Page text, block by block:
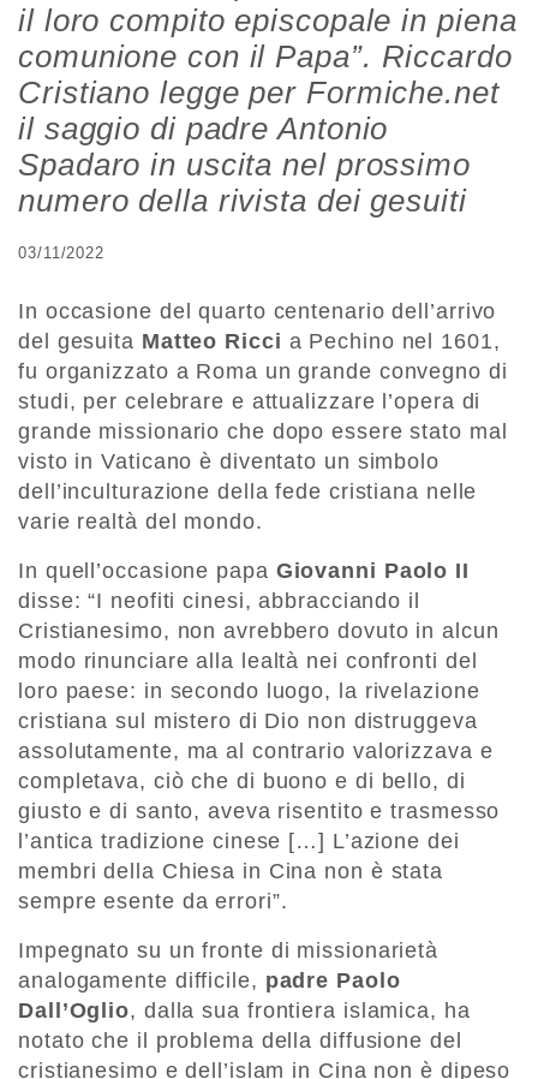
il loro compito episcopale in piena
comunione con il Papa”. Riccardo
Cristiano legge per Formiche.net
il saggio di padre Antonio
Spadaro in uscita nel prossimo
numero della rivista dei gesuiti
03/11/2022
In occasione del quarto centenario dell’arrivo
del gesuita Matteo Ricci a Pechino nel 1601,
fu organizzato a Roma un grande convegno di
studi, per celebrare e attualizzare l’opera di
grande missionario che dopo essere stato mal
visto in Vaticano è diventato un simbolo
dell’inculturazione della fede cristiana nelle
varie realtà del mondo.
In quell’occasione papa Giovanni Paolo II
disse: “I neofiti cinesi, abbracciando il
Cristianesimo, non avrebbero dovuto in alcun
modo rinunciare alla lealtà nei confronti del
loro paese: in secondo luogo, la rivelazione
cristiana sul mistero di Dio non distruggeva
assolutamente, ma al contrario valorizzava e
completava, ciò che di buono e di bello, di
giusto e di santo, aveva risentito e trasmesso
l’antica tradizione cinese […] L’azione dei
membri della Chiesa in Cina non è stata
sempre esente da errori”.
Impegnato su un fronte di missionarietà
analogamente difficile, padre Paolo
Dall’Oglio, dalla sua frontiera islamica, ha
notato che il problema della diffusione del
cristianesimo e dell’islam in Cina non è dipeso